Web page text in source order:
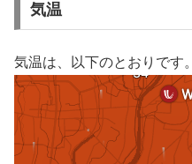
気温
気温は、以下のとおりです。